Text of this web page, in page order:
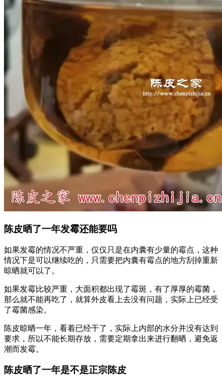
陈皮晒了一年发霉还能要吗
如果发霉的情况不严重，仅仅只是在内囊有少量的霉点，这种
情况下是可以继续吃的，只需要把内囊有霉点的地方刮掉重新
晾晒就可以了。
如果发霉比较严重，大面积都出现了霉斑，有了厚厚的霉菌，
那么就不能再吃了，就算外皮看上去没有问题，实际上已经受
了霉菌感染。
陈皮晾晒一年，看着已经干了，实际上内部的水分并没有达到
要求，所以不能长期存放，需要定期拿出来进行翻晒，避免返
潮而发霉。
陈皮晒了一年是不是正宗陈皮